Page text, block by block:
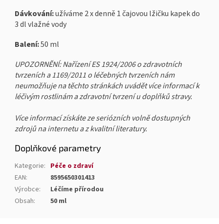
Dávkování:užíváme 2 x denně 1 čajovou lžičku kapek do
3 dl vlažné vody
Balení:50 ml
UPOZORNĚNÍ: Nařízení ES 1924/2006 o zdravotních
tvrzeních a 1169/2011 o léčebných tvrzeních nám
neumožňuje na těchto stránkách uvádět více informací k
léčivým rostlinám a zdravotní tvrzení u doplňků stravy.
Více informací získáte ze seriózních volně dostupných
zdrojů na internetu a z kvalitní literatury.
Doplňkové parametry
Kategorie: Péče o zdraví
EAN:
8595650301413
Výrobce:
Léčíme přírodou
Obsah: 50 ml